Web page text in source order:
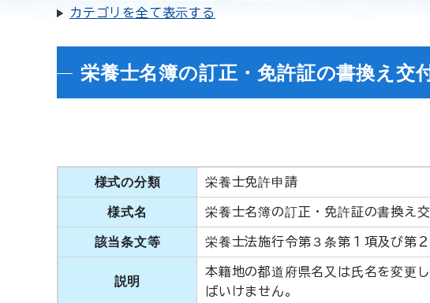
カテゴリを全て表示する
栄養士名簿の訂正・免許証の書換え交
様式の分類 栄養士免許申請
様式名 栄養士名簿の訂正・免許証の書換え
該当条文等 栄養士法施行令第３条第１項及び第
説明
本籍地の都道府県名又は氏名を変更
ばいけません。